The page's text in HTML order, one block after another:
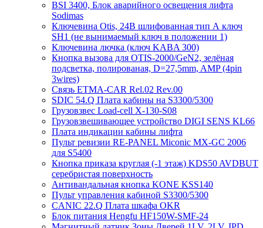
BSI 3400, Блок аварийного освещения лифта
Sodimas
Ключевина Otis, 24В шлифованная тип А ключ
SH1 (не вынимаемый ключ в положении 1)
Ключевина лючка (ключ KABA 300)
Кнопка вызова для OTIS-2000/GeN2, зелёная
подсветка, полированая, D=27,5mm, AMP (4pin
3wires)
Связь ETMA-CAR Rel.02 Rev.00
SDIC 54.Q Плата кабины на S3300/5300
Грузовзвес Load-cell X-130-S08
Грузовзвешивающее устройство DIGI SENS KL66
Плата индикации кабины лифта
Пульт ревизии RE-PANEL Miconic MX-GC 2006
для S5400
Кнопка приказа круглая (-1 этаж) KDS50 AVDBUT
серебристая поверхность
Антивандальная кнопка KONE KSS140
Пульт управления кабиной S3300/5300
CANIC 22.Q Плата шкафа OKR
Блок питания Hengfu HF150W-SMF-24